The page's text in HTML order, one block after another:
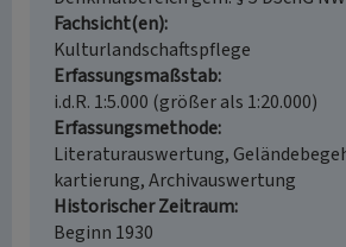
Fachsicht(en)
Kulturlandschaftspflege
Erfassungsmaßstab
i.d.R. 1:5.000 (größer als 1:20.000)
Erfassungsmethode
Literaturauswertung,
kartierung, Archivauswertung
Historischer Zeitraum
Beginn 1930